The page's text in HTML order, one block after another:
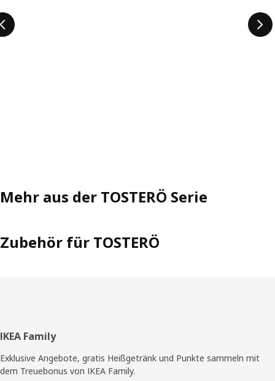
Mehr aus der TOSTERÖ Serie
Zubehör für TOSTERÖ
Fußzeile
IKEA Family
Exklusive Angebote, gratis Heißgetränk und Punkte sammeln mit
dem Treuebonus von IKEA Family.